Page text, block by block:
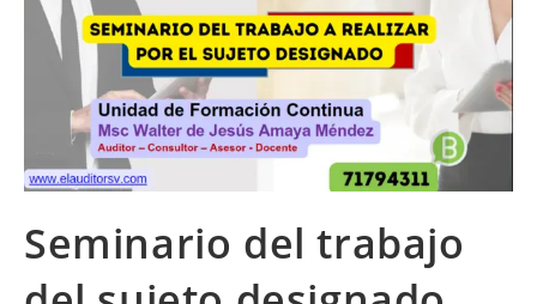
Seminario del trabajo